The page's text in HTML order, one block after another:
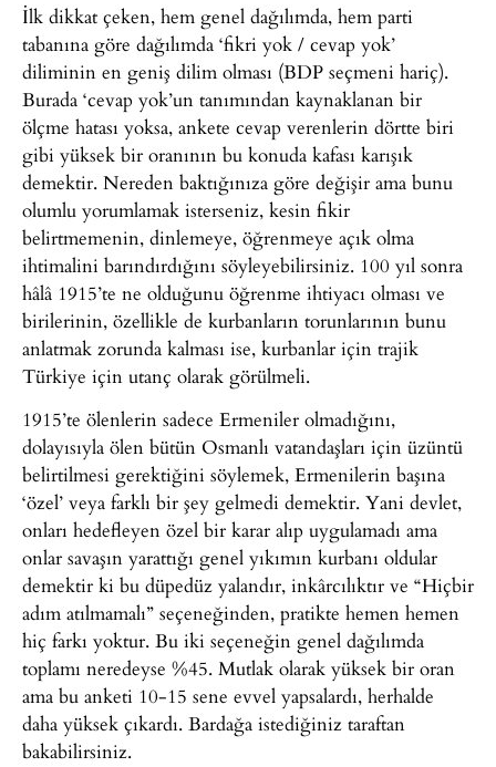
İlk dikkat çeken, hem genel dağılımda, hem parti
tabanına göre dağılımda ‘fikri yok / cevap yok’
diliminin en geniş dilim olması (BDP seçmeni hariç).
Burada ‘cevap yok’un tanımından kaynaklanan bir
ölçme hatası yoksa, ankete cevap verenlerin dörtte biri
gibi yüksek bir oranının bu konuda kafası karışık
demektir. Nereden baktığınıza göre değişir ama bunu
olumlu yorumlamak isterseniz, kesin fikir
belirtmemenin, dinlemeye, öğrenmeye açık olma
ihtimalini barındırdığını söyleyebilirsiniz. 100 yıl sonra
hâlâ 1915’te ne olduğunu öğrenme ihtiyacı olması ve
birilerinin, özellikle de kurbanların torunlarının bunu
anlatmak zorunda kalması ise, kurbanlar için trajik
Türkiye için utanç olarak görülmeli.
1915’te ölenlerin sadece Ermeniler olmadığını,
dolayısıyla ölen bütün Osmanlı vatandaşları için üzüntü
belirtilmesi gerektiğini söylemek, Ermenilerin başına
‘özel’ veya farklı bir şey gelmedi demektir. Yani devlet,
onları hedefleyen özel bir karar alıp uygulamadı ama
onlar savaşın yarattığı genel yıkımın kurbanı oldular
demektir ki bu düpedüz yalandır, inkârcılıktır ve “Hiçbir
adım atılmamalı” seçeneğinden, pratikte hemen hemen
hiç farkı yoktur. Bu iki seçeneğin genel dağılımda
toplamı neredeyse %45. Mutlak olarak yüksek bir oran
ama bu anketi 10-15 sene evvel yapsalardı, herhalde
daha yüksek çıkardı. Bardağa istediğiniz taraftan
bakabilirsiniz.